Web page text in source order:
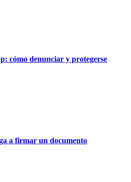
cómo denunciar y protegerse
a firmar un documento